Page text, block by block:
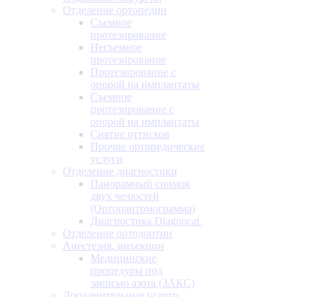
Отделение ортопедии
Съемное
протезирование
Несъемное
протезирование
Протезирование с
опорой на имплантаты
Съемное
протезирование с
опорой на имплантаты
Снятие оттисков
Прочие ортопедические
услуги
Отделение диагностики
Панорамный снимок
двух челюстей
(Ортопантомограмма)
Диагностика Diagnocat
Отделение ортодонтии
Анестезия, инъекции
Медицинские
процедуры под
закисью азота (ЗАКС)